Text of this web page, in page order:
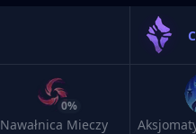
0%
Nawałnica Mieczy